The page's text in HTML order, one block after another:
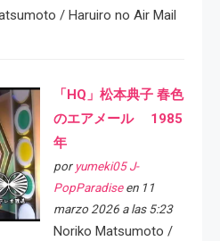
/ Haruiro no Air Mail
「HQ」松本典子 春色
のエアメール 1985
年
por yumeki05 J-
PopParadiseen 11
marzo 2026 a las 5:23
Noriko Matsumoto /